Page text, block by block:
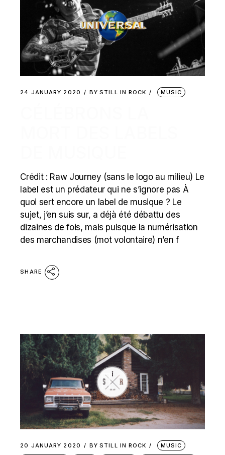
24 JANUARY 2020 BY STILL IN ROCK MUSIC
Crédit : Raw Journey (sans le logo au milieu) Le
label est un prédateur qui ne s’ignore pas À
quoi sert encore un label de musique ? Le
sujet, j’en suis sur, a déjà été débattu des
dizaines de fois, mais puisque la numérisation
des marchandises (mot volontaire) n’en f
SHARE
20 JANUARY 2020 BY STILL IN ROCK
MUSIC